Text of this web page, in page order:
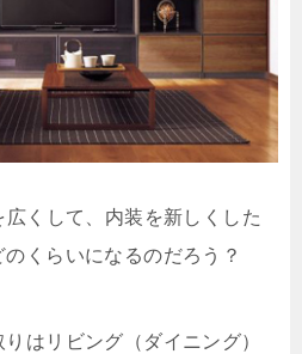
くして、内装を新しくした
くらいになるのだろう？
はリビング（ダイニング）